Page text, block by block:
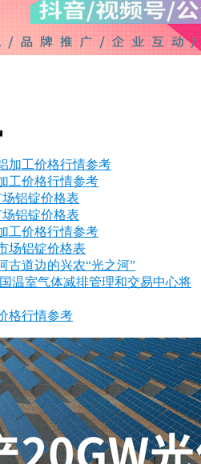
工价格行情参考
场铝锭价格表
场铝锭价格表
工价格行情参考
场铝锭价格表
古道边的兴农“光之河”
温室气体减排管理和交易中心将
格行情参考